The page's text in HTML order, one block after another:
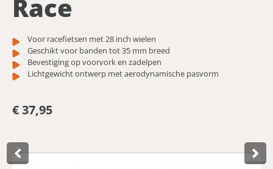
Race
Voor racefietsen met 28 inch wielen
Geschikt voor banden tot 35 mm breed
Bevestiging op voorvork en zadelpen
Lichtgewicht ontwerp met aerodynamische pasvorm
€ 37,95